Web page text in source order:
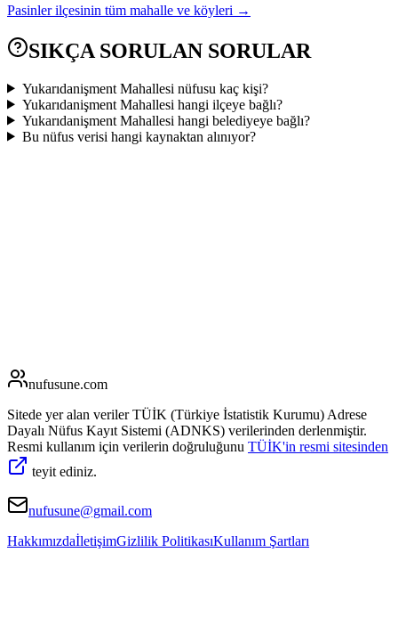
Pasinler ilçesinin tüm mahalle ve köyleri →
SIKÇA SORULAN SORULAR
Yukarıdanişment Mahallesi nüfusu kaç kişi?
Yukarıdanişment Mahallesi hangi ilçeye bağlı?
Yukarıdanişment Mahallesi hangi belediyeye bağlı?
Bu nüfus verisi hangi kaynaktan alınıyor?
nufusune.com
Sitede yer alan veriler TÜİK (Türkiye İstatistik Kurumu) Adrese
Dayalı Nüfus Kayıt Sistemi (ADNKS) verilerinden derlenmiştir.
Resmi kullanım için verilerin doğruluğunu TÜİK'in resmi sitesinden
teyit ediniz.
nufusune@gmail.com
HakkımızdaİletişimGizlilik PolitikasıKullanım Şartları